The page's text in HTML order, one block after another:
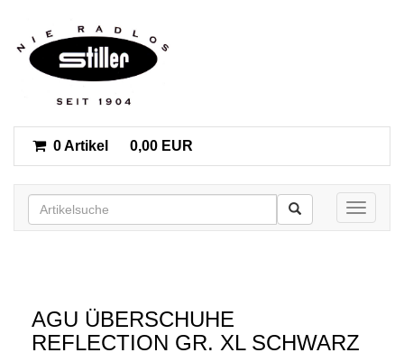
0 Artikel 0,00 EUR
Toggle
AGU ÜBERSCHUHE
REFLECTION GR. XL SCHWARZ